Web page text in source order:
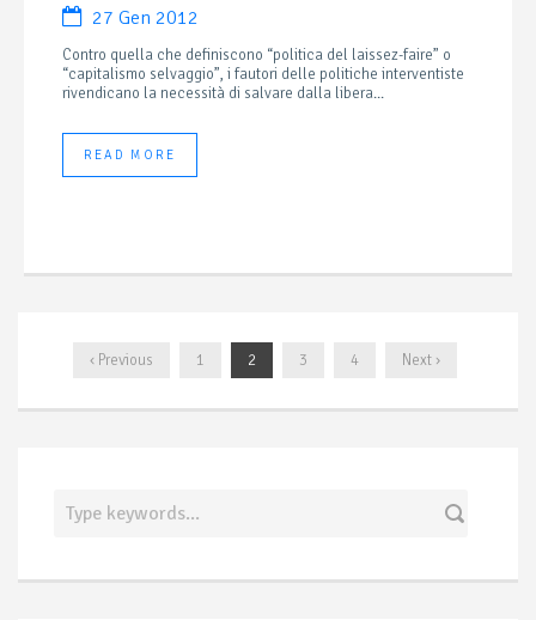
27 Gen 2012
Contro quella che definiscono “politica del laissez-faire” o
“capitalismo selvaggio”, i fautori delle politiche interventiste
rivendicano la necessità di salvare dalla libera...
READ MORE
‹ Previous 1 2 3 4 Next ›